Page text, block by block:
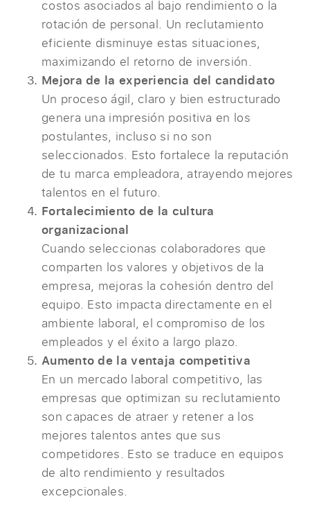
costos asociados al bajo rendimiento o la
rotación de personal. Un reclutamiento
eficiente disminuye estas situaciones,
maximizando el retorno de inversión.
Mejora de la experiencia del candidato
Un proceso ágil, claro y bien estructurado
genera una impresión positiva en los
postulantes, incluso si no son
seleccionados. Esto fortalece la reputación
de tu marca empleadora, atrayendo mejores
talentos en el futuro.
Fortalecimiento de la cultura
organizacional
Cuando seleccionas colaboradores que
comparten los valores y objetivos de la
empresa, mejoras la cohesión dentro del
equipo. Esto impacta directamente en el
ambiente laboral, el compromiso de los
empleados y el éxito a largo plazo.
Aumento de la ventaja competitiva
En un mercado laboral competitivo, las
empresas que optimizan su reclutamiento
son capaces de atraer y retener a los
mejores talentos antes que sus
competidores. Esto se traduce en equipos
de alto rendimiento y resultados
excepcionales.